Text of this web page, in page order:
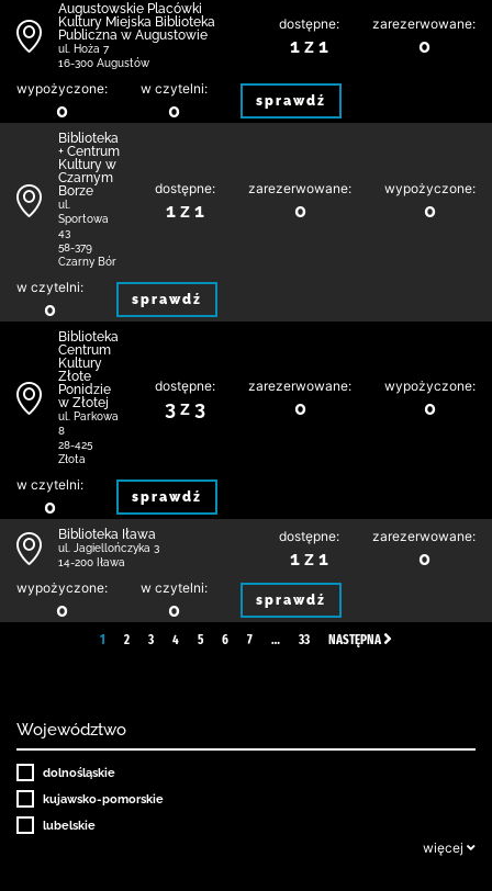
Augustowskie Placówki
Kultury Miejska Biblioteka
Publiczna w Augustowie
ul. Hoża 7
16-300 Augustów
dostępne:
1 z 1
zarezerwowane:
0
wypożyczone:
0
w czytelni:
0 sprawdź
Biblioteka
+ Centrum
Kultury w
Czarnym
Borze
ul.
Sportowa
43
58-379
Czarny Bór
dostępne:
1 z 1
zarezerwowane:
0
wypożyczone:
0
w czytelni:
0 sprawdź
Biblioteka
Centrum
Kultury
Złote
Ponidzie
w Złotej
ul. Parkowa
8
28-425
Złota
dostępne:
3 z 3
zarezerwowane:
0
wypożyczone:
0
w czytelni:
0 sprawdź
Biblioteka Iława
ul. Jagiellończyka 3
14-200 Iława
dostępne:
1 z 1
zarezerwowane:
0
wypożyczone:
0
w czytelni:
0 sprawdź
1 2 3 4 5 6 7 … 33 NASTĘPNA
Województwo
dolnośląskie
kujawsko-pomorskie
lubelskie
więcej